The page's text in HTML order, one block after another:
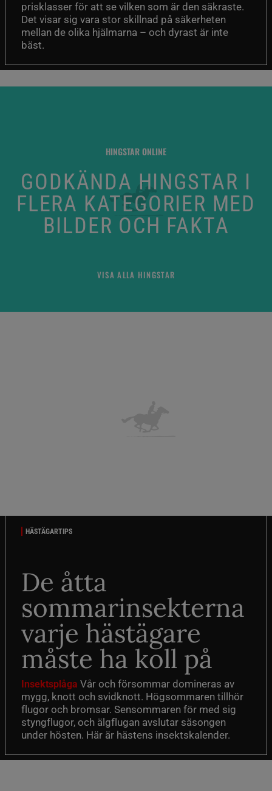
prisklasser för att se vilken som är den säkraste.
Det visar sig vara stor skillnad på säkerheten
mellan de olika hjälmarna – och dyrast är inte
bäst.
HINGSTAR ONLINE
GODKÄNDA HINGSTAR I
FLERA KATEGORIER MED
BILDER OCH FAKTA
VISA ALLA HINGSTAR
HÄSTÄGARTIPS
De åtta
sommarinsekterna
varje hästägare
måste ha koll på
Insektsplåga Vår och försommar domineras av
mygg, knott och svidknott. Högsommaren tillhör
flugor och bromsar. Sensommaren för med sig
styngflugor, och älgflugan avslutar säsongen
under hösten. Här är hästens insektskalender.